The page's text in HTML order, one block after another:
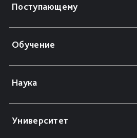
Поступающему
Обучение
Наука
Университет